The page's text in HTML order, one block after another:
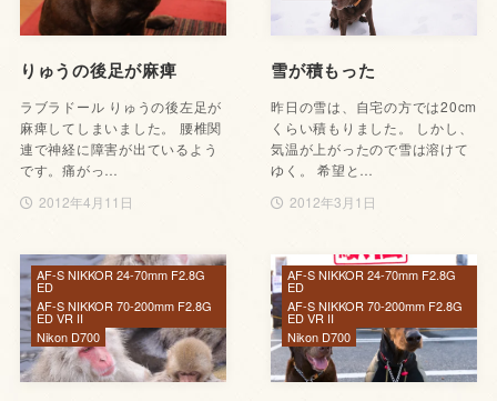
りゅうの後足が麻痺
ラブラドール りゅうの後左足が
麻痺してしまいました。 腰椎関
連で神経に障害が出ているよう
です。痛がっ…
2012年4月11日
雪が積もった
昨日の雪は、自宅の方では20cm
くらい積もりました。 しかし、
気温が上がったので雪は溶けて
ゆく。 希望と…
2012年3月1日
AF-S NIKKOR 24-70mm F2.8G
ED
AF-S NIKKOR 70-200mm F2.8G
ED VR II
Nikon D700
AF-S NIKKOR 24-70mm F2.8G
ED
AF-S NIKKOR 70-200mm F2.8G
ED VR II
Nikon D700